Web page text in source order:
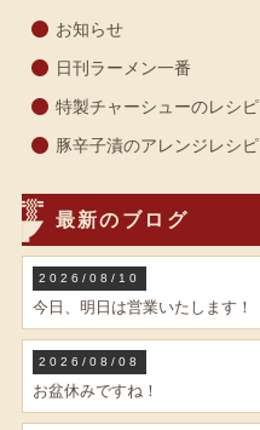
お知らせ
日刊ラーメン一番
特製チャーシューのレシピ
豚辛子漬のアレンジレシピ
最新のブログ
2026/08/10
今日、明日は営業いたします！
2026/08/08
お盆休みですね！